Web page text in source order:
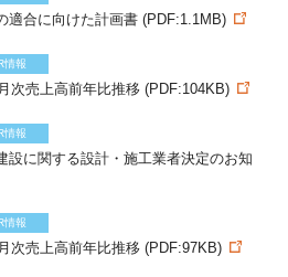
適合に向けた計画書 (PDF:1.1MB)
情報
次売上高前年比推移 (PDF:104KB)
情報
設に関する設計・施工業者決定のお知
情報
次売上高前年比推移 (PDF:97KB)